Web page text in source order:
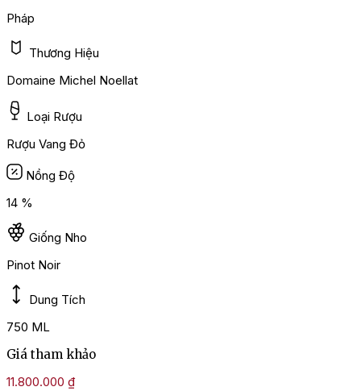
Pháp
Thương Hiệu
Domaine Michel Noellat
Loại Rượu
Rượu Vang Đỏ
Nồng Độ
14 %
Giống Nho
Pinot Noir
Dung Tích
750 ML
Giá tham khảo
11.800.000 ₫